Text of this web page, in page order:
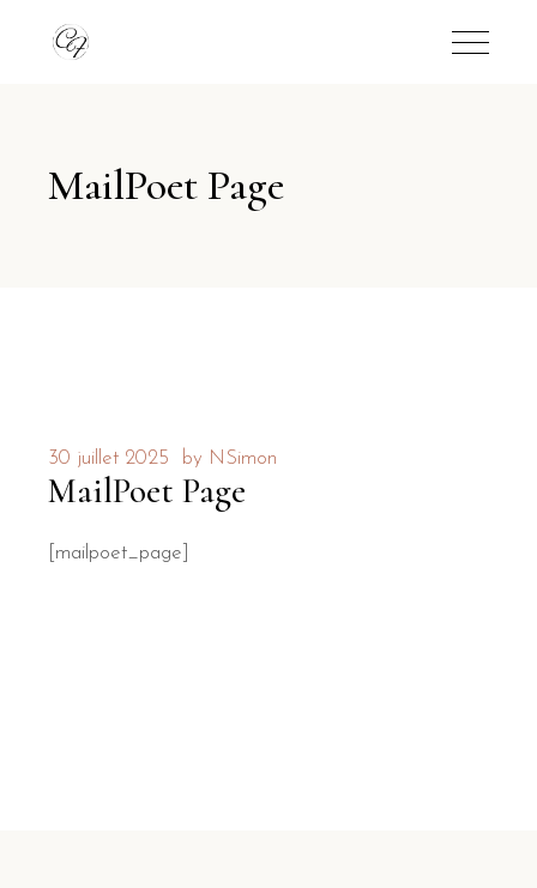
MailPoet Page
30 juillet 2025 by NSimon
MailPoet Page
[mailpoet_page]